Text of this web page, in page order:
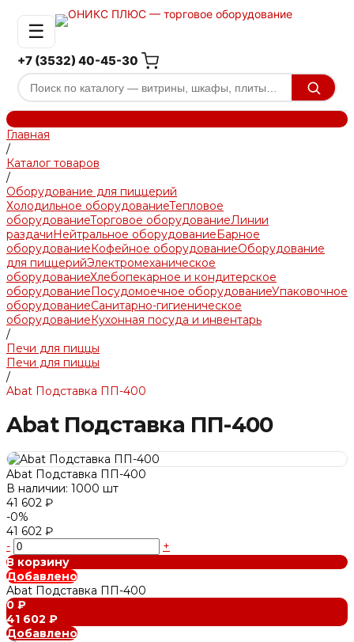
☰
+7 (3532) 40-45-30
Главная
/
Каталог товаров
/
Оборудование для пиццерий
Холодильное оборудованиеТепловое
оборудованиеТорговое оборудованиеЛинии
раздачиНейтральное оборудованиеБарное
оборудованиеКофейное оборудованиеОборудование
для пиццерийЭлектромеханическое
оборудованиеХлебопекарное и кондитерское
оборудованиеПосудомоечное оборудованиеУпаковочное
оборудованиеСанитарно-гигиеническое
оборудованиеКухонная посуда и инвентарь
/
Печи для пиццы
Печи для пиццы
/
Abat Подставка ПП-400
Abat Подставка ПП-400
Abat Подставка ПП-400
В наличии: 1000 шт
41 602 ₽
-0%
41 602 ₽
-
+
В корзину
Добавлено
Abat Подставка ПП-400
0 ₽
41 602 ₽
Добавлено